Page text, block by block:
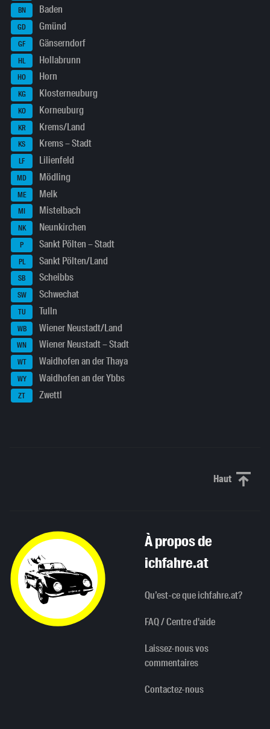
BN Baden
GD Gmünd
GF Gänserndorf
HL Hollabrunn
HO Horn
KG Klosterneuburg
KO Korneuburg
KR Krems/Land
KS Krems – Stadt
LF Lilienfeld
MD Mödling
ME Melk
MI Mistelbach
NK Neunkirchen
P Sankt Pölten – Stadt
PL Sankt Pölten/Land
SB Scheibbs
SW Schwechat
TU Tulln
WB Wiener Neustadt/Land
WN Wiener Neustadt – Stadt
WT Waidhofen an der Thaya
WY Waidhofen an der Ybbs
ZT Zwettl
HautHaut de
À propos de
ichfahre.at
Qu’est-ce que ichfahre.at?
FAQ / Centre d'aide
Laissez-nous vos
commentaires
Contactez-nous